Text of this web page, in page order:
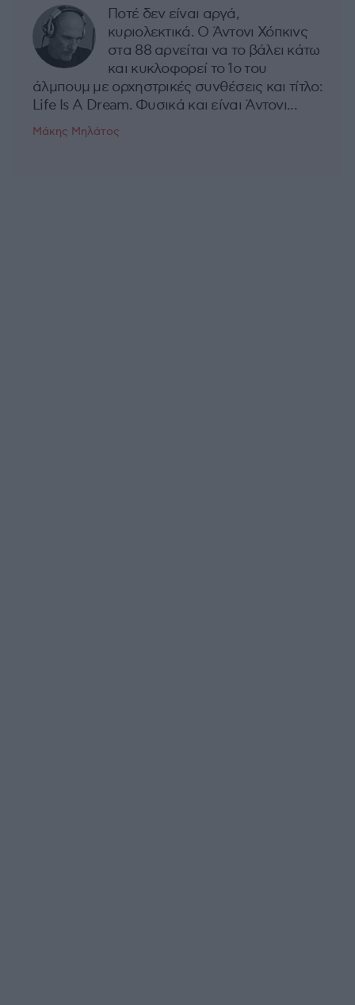
Ποτέ δεν είναι αργά,
κυριολεκτικά. Ο Άντονι Χόπκινς
στα 88 αρνείται να το βάλει κάτω
και κυκλοφορεί το 1ο του
άλμπουμ με ορχηστρικές συνθέσεις και τίτλο:
Life Is A Dream. Φυσικά και είναι Άντονι...
Μάκης Μηλάτος